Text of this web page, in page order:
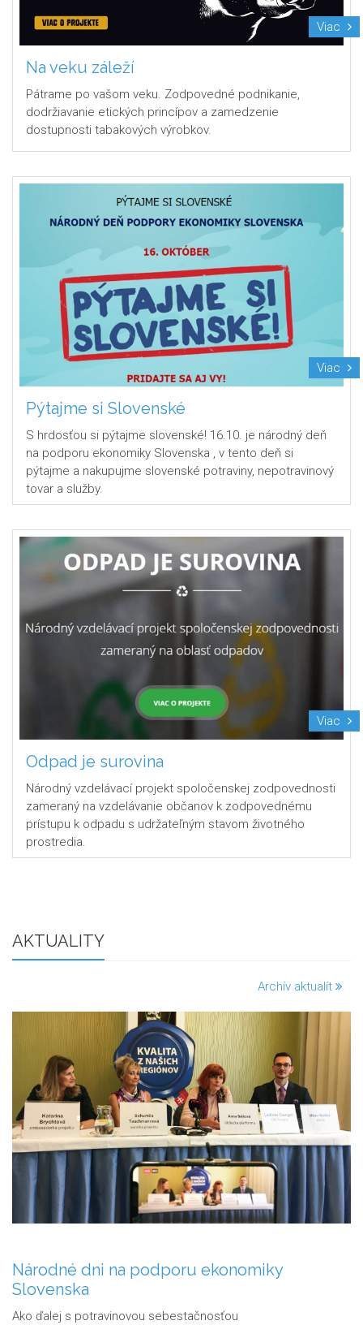
Viac
Na veku záleží
Pátrame po vašom veku. Zodpovedné podnikanie,
dodržiavanie etických princípov a zamedzenie
dostupnosti tabakových výrobkov.
Viac
Pýtajme si Slovenské
S hrdosťou si pýtajme slovenské! 16.10. je národný deň
na podporu ekonomiky Slovenska , v tento deň si
pýtajme a nakupujme slovenské potraviny, nepotravinový
tovar a služby.
Viac
Odpad je surovina
Národný vzdelávací projekt spoločenskej zodpovednosti
zameraný na vzdelávanie občanov k zodpovednému
prístupu k odpadu s udržateľným stavom životného
prostredia.
AKTUALITY
Archív aktualít
ekonomiky Víťazi - Múza Merkúra za
ročníkasúťaže kreativity Múza